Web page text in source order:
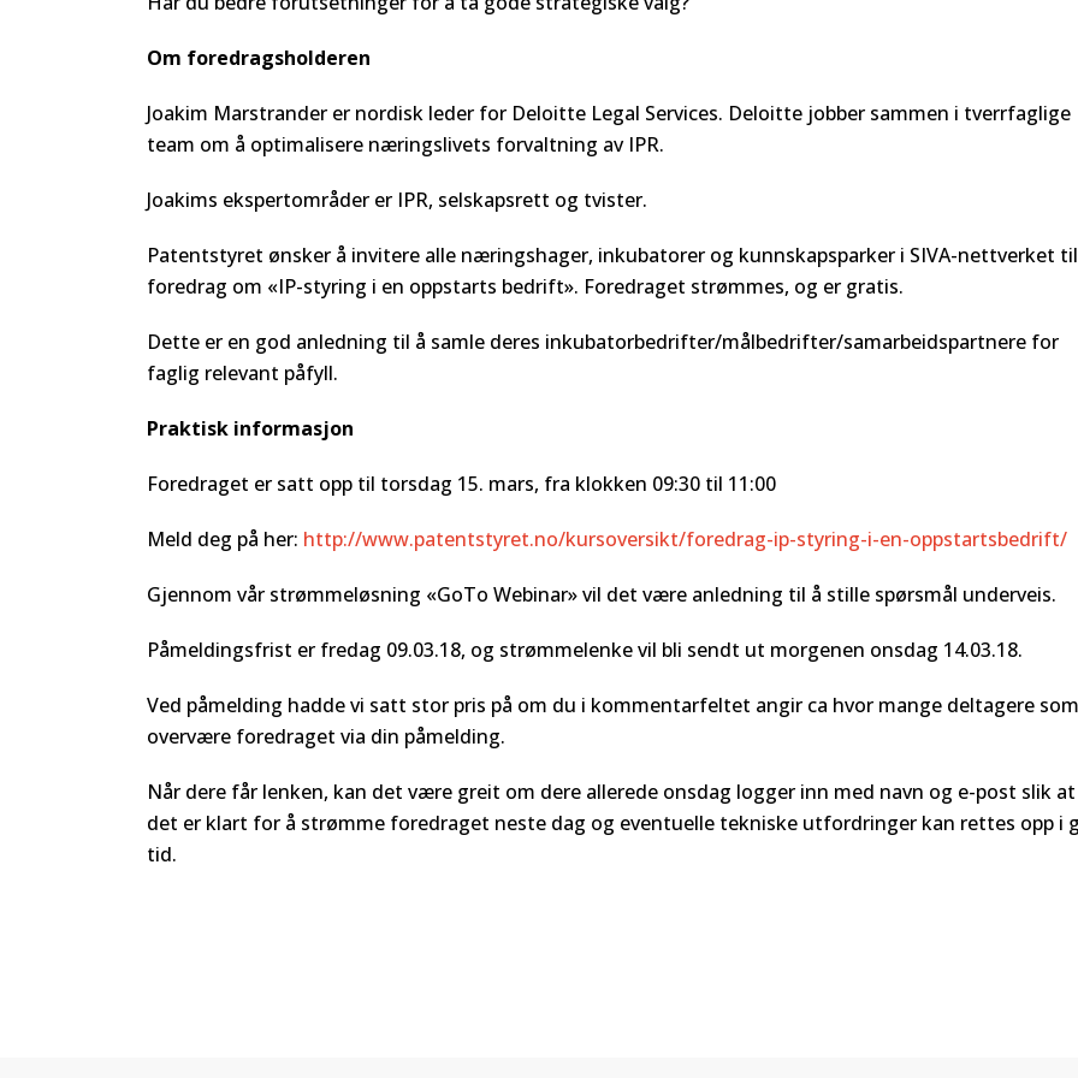
Om foredragsholderen
Joakim Marstrander er nordisk leder for Deloitte Legal Services. Deloitte jobber sammen i tverrfaglige
team om å optimalisere næringslivets forvaltning av IPR.
Joakims ekspertområder er IPR, selskapsrett og tvister.
Patentstyret ønsker å invitere alle næringshager, inkubatorer og kunnskapsparker i SIVA-nettverket
foredrag om «IP-styring i en oppstarts bedrift». Foredraget strømmes, og er gratis.
Dette er en god anledning til å samle deres inkubatorbedrifter/målbedrifter/samarbeidspartnere for
faglig relevant påfyll.
Praktisk informasjon
Foredraget er satt opp til torsdag 15. mars, fra klokken 09:30 til 11:00
Meld deg på her: http://www.patentstyret.no/kursoversikt/foredrag-ip-styring-i-en-oppstartsbedrift/
Gjennom vår strømmeløsning «GoTo Webinar» vil det være anledning til å stille spørsmål underveis.
Påmeldingsfrist er fredag 09.03.18, og strømmelenke vil bli sendt ut morgenen onsdag 14.03.18.
Ved påmelding hadde vi satt stor pris på om du i kommentarfeltet angir ca hvor mange deltagere
overvære foredraget via din påmelding.
Når dere får lenken, kan det være greit om dere allerede onsdag logger inn med navn og e-post slik at
det er klart for å strømme foredraget neste dag og eventuelle tekniske utfordringer kan rettes opp i
tid.